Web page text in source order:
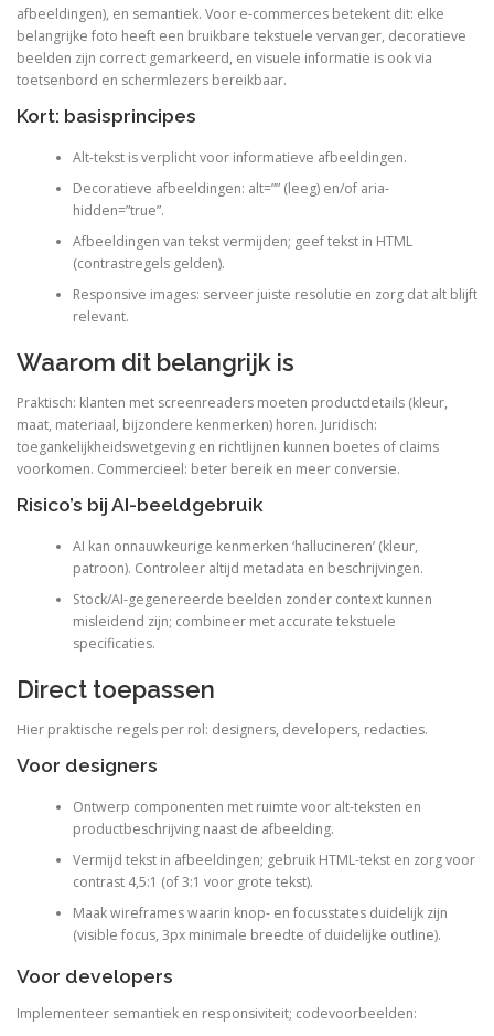
afbeeldingen), en semantiek. Voor e-commerces betekent dit: elke
belangrijke foto heeft een bruikbare tekstuele vervanger, decoratieve
beelden zijn correct gemarkeerd, en visuele informatie is ook via
toetsenbord en schermlezers bereikbaar.
Kort: basisprincipes
Alt-tekst is verplicht voor informatieve afbeeldingen.
Decoratieve afbeeldingen: alt=”” (leeg) en/of aria-
hidden=”true”.
Afbeeldingen van tekst vermijden; geef tekst in HTML
(contrastregels gelden).
Responsive images: serveer juiste resolutie en zorg dat alt blijft
relevant.
Waarom dit belangrijk is
Praktisch: klanten met screenreaders moeten productdetails (kleur,
maat, materiaal, bijzondere kenmerken) horen. Juridisch:
toegankelijkheidswetgeving en richtlijnen kunnen boetes of claims
voorkomen. Commercieel: beter bereik en meer conversie.
Risico’s bij AI-beeldgebruik
AI kan onnauwkeurige kenmerken ‘hallucineren’ (kleur,
patroon). Controleer altijd metadata en beschrijvingen.
Stock/AI-gegenereerde beelden zonder context kunnen
misleidend zijn; combineer met accurate tekstuele
specificaties.
Direct toepassen
Hier praktische regels per rol: designers, developers, redacties.
Voor designers
Ontwerp componenten met ruimte voor alt-teksten en
productbeschrijving naast de afbeelding.
Vermijd tekst in afbeeldingen; gebruik HTML-tekst en zorg voor
contrast 4,5:1 (of 3:1 voor grote tekst).
Maak wireframes waarin knop- en focusstates duidelijk zijn
(visible focus, 3px minimale breedte of duidelijke outline).
Voor developers
Implementeer semantiek en responsiviteit; codevoorbeelden: